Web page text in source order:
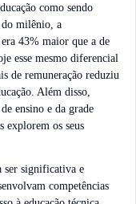
como sendo
milênio, a
43% maior que a de
esse mesmo diferencial
de remuneração reduziu
Além disso,
ensino e da grade
explorem os seus
ser significativa e
competências